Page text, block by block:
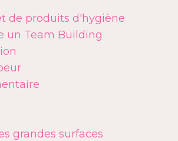
de produits d'hygiène
un Team Building
grandes surfaces